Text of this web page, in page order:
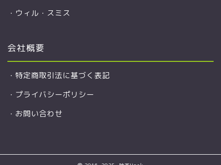
・ ウィル・スミス
会社概要
・ 特定商取引法に基づく表記
・ プライバシーポリシー
・ お問い合わせ